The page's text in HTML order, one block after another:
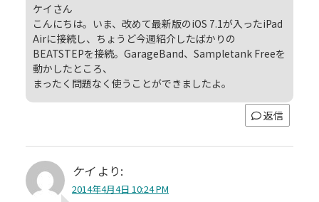
ケイさん
こんにちは。いま、改めて最新版のiOS 7.1が入ったiPad
Airに接続し、ちょうど今週紹介したばかりの
BEATSTEPを接続。GarageBand、Sampletank Freeを
動かしたところ、
まったく問題なく使うことができましたよ。
返信
ケイ より:
2014年4月4日 10:24 PM